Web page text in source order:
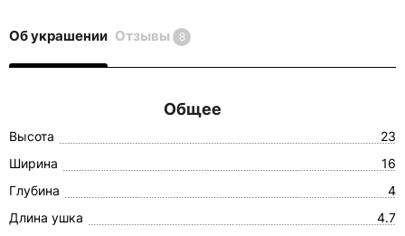
Об украшении Отзывы 8
Общее
Высота
23
Ширина
16
Глубина
4
Длина ушка
4.7